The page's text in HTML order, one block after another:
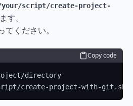
script/create-project-
す。
ください。
Copy code
directory
create-project-with-git.sh